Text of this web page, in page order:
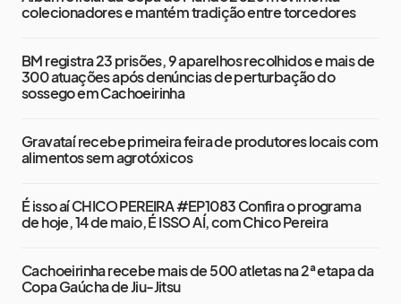
colecionadores e mantém tradição entre torcedores
BM registra 23 prisões, 9 aparelhos recolhidos e mais de
300 atuações após denúncias de perturbação do
sossego em Cachoeirinha
Gravataí recebe primeira feira de produtores locais com
alimentos sem agrotóxicos
É isso aí CHICO PEREIRA #EP1083 Confira o programa
de hoje, 14 de maio, É ISSO AÍ, com Chico Pereira
Cachoeirinha recebe mais de 500 atletas na 2ª etapa da
Copa Gaúcha de Jiu-Jitsu